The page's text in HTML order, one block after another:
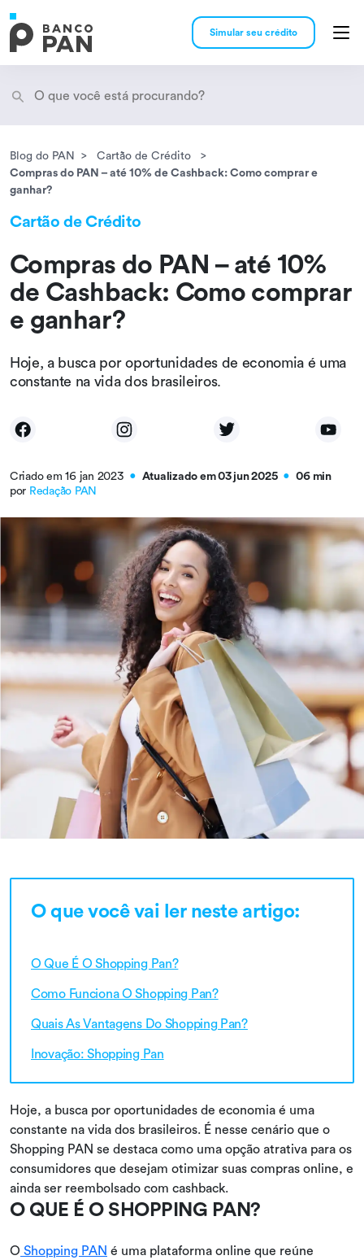
Simular seu crédito
Encontramosresultados
Blog do PAN
Cartão de Crédito
Compras do PAN – até 10% de Cashback: Como comprar e
ganhar?
Cartão de Crédito
Compras do PAN – até 10%
de Cashback: Como comprar
e ganhar?
Hoje, a busca por oportunidades de economia é uma
constante na vida dos brasileiros.
Criado em 16 jan 2023 ● Atualizado em 03 jun 2025 ●
06 min
por Redação PAN
O que você vai ler neste artigo:
O Que É O Shopping Pan?
Como Funciona O Shopping Pan?
Quais As Vantagens Do Shopping Pan?
Inovação: Shopping Pan
Hoje, a busca por oportunidades de economia é uma
constante na vida dos brasileiros. É nesse cenário que o
Shopping PAN se destaca como uma opção atrativa para os
consumidores que desejam otimizar suas compras online, e
ainda ser reembolsado com cashback.
O QUE É O SHOPPING PAN?
O Shopping PAN é uma plataforma online que reúne